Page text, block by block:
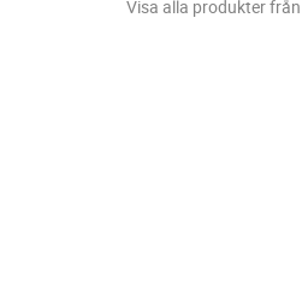
Visa alla produkter